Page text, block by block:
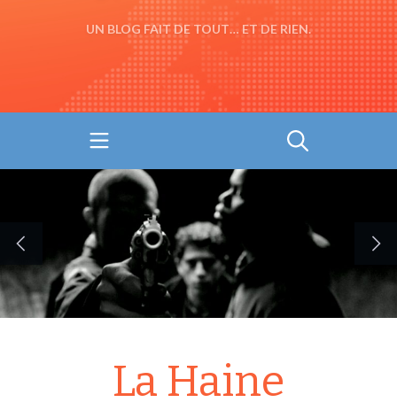
UN BLOG FAIT DE TOUT… ET DE RIEN.
La Haine